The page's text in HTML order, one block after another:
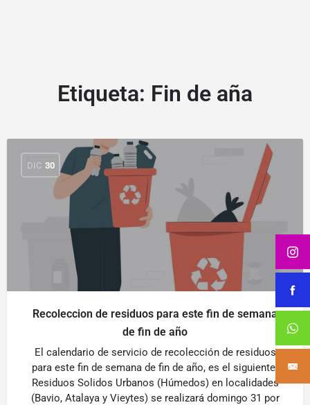
Etiqueta: Fin de aña
DIC 30
Recoleccion de residuos para este fin de semana
de fin de año
El calendario de servicio de recolección de residuos
para este fin de semana de fin de año, es el siguiente:
Residuos Solidos Urbanos (Húmedos) en localidades
(Bavio, Atalaya y Vieytes) se realizará domingo 31 por